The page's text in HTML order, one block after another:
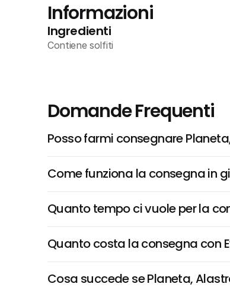
Informazioni
Ingredienti
Contiene solfiti
Domande Frequenti
Posso farmi consegnare
Come funziona la consegna in
Quanto tempo ci vuole per la
Quanto costa la consegna con
Cosa succede se Planeta,